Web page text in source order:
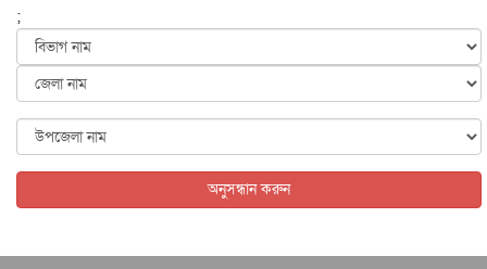
আন্তর্জাতিক ৫ আগস্ট, ২০২৬
কেনিয়ায় ১৫ হাতির রহস্যজনক মৃত্যু, সন্দেহের মুখে কীটনাশকের
আন্তর্জাতিক ৫ আগস্ট, ২০২৬
;
অনুসন্ধান করুন